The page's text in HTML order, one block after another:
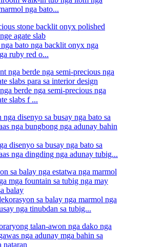
nga bato...
bato nga backlit onyx nga
ruby ​​​​red o...
berde nga semi-precious nga
slabs f ...
disenyo sa busay nga bato sa
nga dingding nga adunay tubig...
sa balay nga marmol nga
nga tinubdan sa tubig...